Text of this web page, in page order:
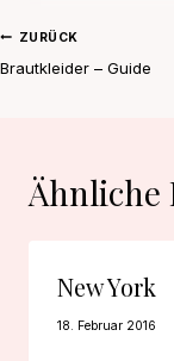
ZURÜCK
Brautkleider – Guide
Ähnliche
New York
18. Februar 2016